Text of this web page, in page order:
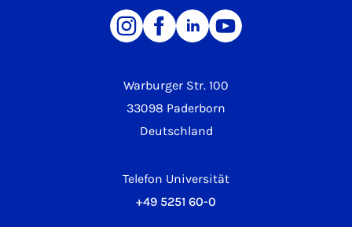
Warburger Str. 100
33098 Paderborn
Deutschland
Telefon Universität
+49 5251 60-0